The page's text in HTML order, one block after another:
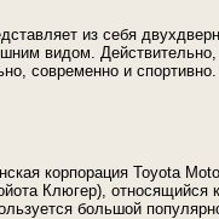
из себя
видом.
современно и спортивно.
корпорация Toyota
Клюгер), относящийся
большой